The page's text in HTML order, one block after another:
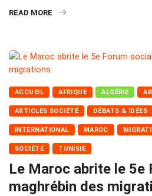
READ MORE
ACCUEIL AFRIQUE ALGÉRIE
ARTICLES SOCIÉTÉ DÉBATS & IDÉES
INTERNATIONAL MAROC
SOCIÉTÉ TUNISIE
Le Maroc abrite le 5e
maghrébin des